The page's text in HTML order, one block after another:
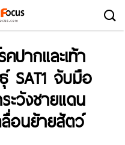
คปากและเท้า
SAT1 จับมือ
ะวังชายแดน
อนย้ายสัตว์